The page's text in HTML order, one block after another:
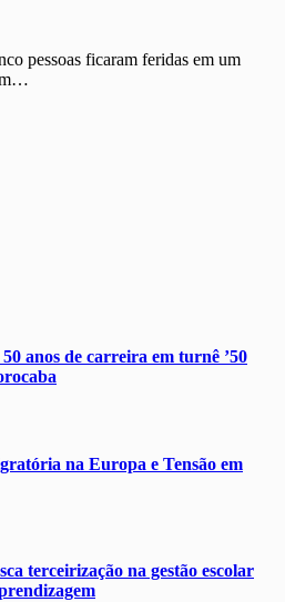
pessoas ficaram feridas em um
anos de carreira em turnê ’50
na Europa e Tensão em
terceirização na gestão escolar